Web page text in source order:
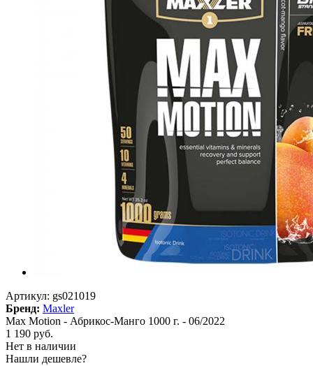
Артикул: gs021019
Бренд: Maxler
Max Motion - Абрикос-Манго 1000 г. - 06/2022
1 190 руб.
Нет в наличии
Нашли дешевле?